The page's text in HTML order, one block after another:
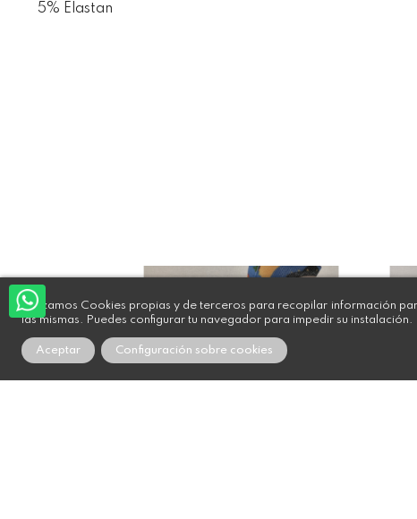
Utilizamos Cookies propias y de terceros para recopilar información
las mismas. Puedes configurar tu navegador para impedir su instalación.
Aceptar Configuración sobre cookies
5% Elastan